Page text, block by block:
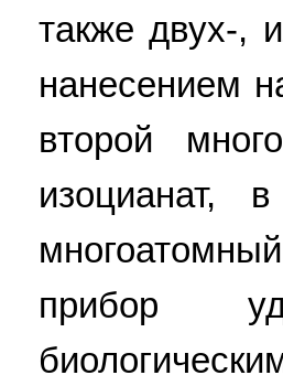
также двух-,
нанесением
второй
изоцианат,
прибор